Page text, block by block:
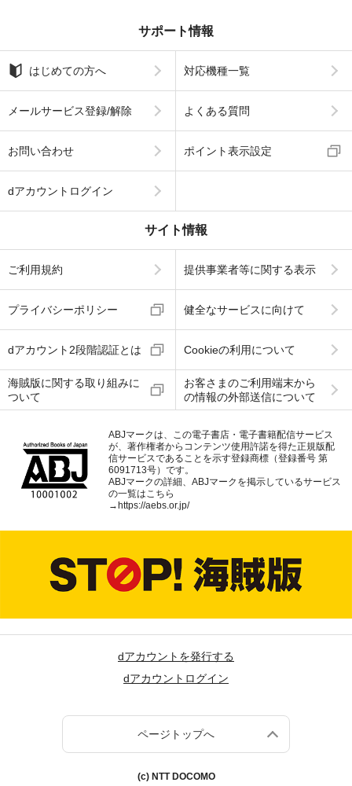
サポート情報
はじめての方へ 対応機種一覧
メールサービス登録/解除 よくある質問
お問い合わせ ポイント表示設定
dアカウントログイン
サイト情報
ご利用規約 提供事業者等に関する表示
プライバシーポリシー 健全なサービスに向けて
dアカウント2段階認証とは Cookieの利用について
海賊版に関する取り組みに
ついて
お客さまのご利用端末から
の情報の外部送信について
ABJマークは、この電子書店・電子書籍配信サービス
が、著作権者からコンテンツ使用許諾を得た正規版配
信サービスであることを示す登録商標（登録番号 第
6091713号）です。
ABJマークの詳細、ABJマークを掲示しているサービス
の一覧はこちら
→ https://aebs.or.jp/
dアカウントを発行する
dアカウントログイン
ページトップへ
(c) NTT DOCOMO